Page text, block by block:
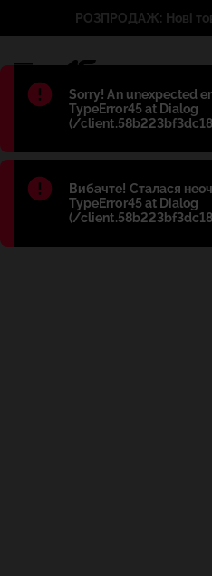
Błąd:
Sorry! An unexpected
TypeError45 at Dialog
(/
Błąd:
Вибачте! Сталася
TypeError45 at Dialog
(/
РОЗПРОДАЖ: Нові